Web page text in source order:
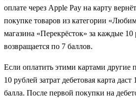
оплате через Apple Pay на карту
покупке товаров из категории
магазина «Перекрёсток» за каждые 10
возвращается по 7 баллов.
Если оплатить этими картами другие
10 рублей затрат дебетовая карта
балла. После первой покупки на